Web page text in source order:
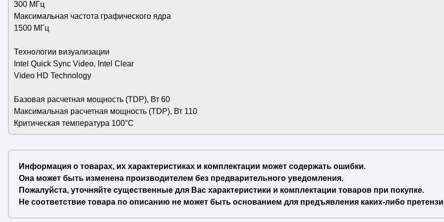
300 МГц
Максимальная частота графического ядра
1500 МГц
Технологии визуализации
Intel Quick Sync Video, Intel Clear
Video HD Technology
Базовая расчетная мощность (TDP), Вт 60
Максимальная расчетная мощность (TDP), Вт 110
Критическая температура 100°C
Информация о товарах, их характеристиках и комплектации может содержать ошибки.
Она может быть изменена производителем без предварительного уведомления.
Пожалуйста, уточняйте существенные для Вас характеристики и комплектации товаров при покупке.
Не соответствие товара по описанию не может быть основанием для предъявления каких-либо